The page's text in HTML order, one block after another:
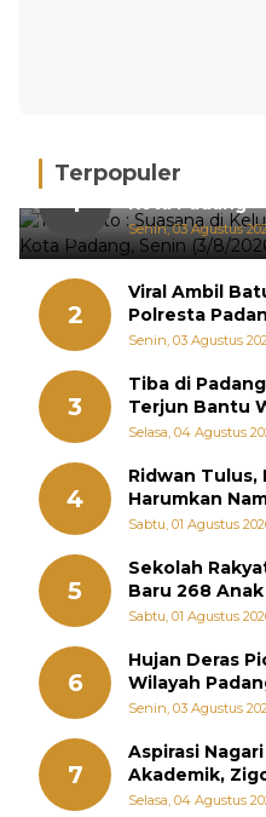
Terpopuler
1
Hujan Deras,
Kota Padang
Senin, 03 Agustus
2
Viral Ambil
Polresta
Sebenarnya
Senin, 03 Agustus
3
Tiba di
Terjun Bantu
Selasa, 04 Agustus
4
Ridwan Tulus,
Harumkan
Diabadikan
Sabtu, 01 Agustus
5
Sekolah
Baru 268
Memutus
Sabtu, 01 Agustus
6
Hujan Deras
Wilayah
Perintahkan
Senin, 03 Agustus
7
Aspirasi
Akademik,
Selasa, 04 Agustus